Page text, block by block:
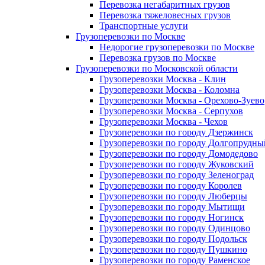
Перевозка негабаритных грузов
Перевозка тяжеловесных грузов
Транспортные услуги
Грузоперевозки по Москве
Недорогие грузоперевозки по Москве
Перевозка грузов по Москве
Грузоперевозки по Московской области
Грузоперевозки Москва - Клин
Грузоперевозки Москва - Коломна
Грузоперевозки Москва - Орехово-Зуево
Грузоперевозки Москва - Серпухов
Грузоперевозки Москва - Чехов
Грузоперевозки по городу Дзержинск
Грузоперевозки по городу
Грузоперевозки по городу Домодедово
Грузоперевозки по городу Жуковский
Грузоперевозки по городу Зеленоград
Грузоперевозки по городу Королев
Грузоперевозки по городу Люберцы
Грузоперевозки по городу Мытищи
Грузоперевозки по городу Ногинск
Грузоперевозки по городу Одинцово
Грузоперевозки по городу Подольск
Грузоперевозки по городу Пушкино
Грузоперевозки по городу Раменское